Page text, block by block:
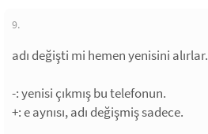
9.
adı değişti mi hemen yenisini alırlar.
-: yenisi çıkmış bu telefonun.
+: e aynısı, adı değişmiş sadece.